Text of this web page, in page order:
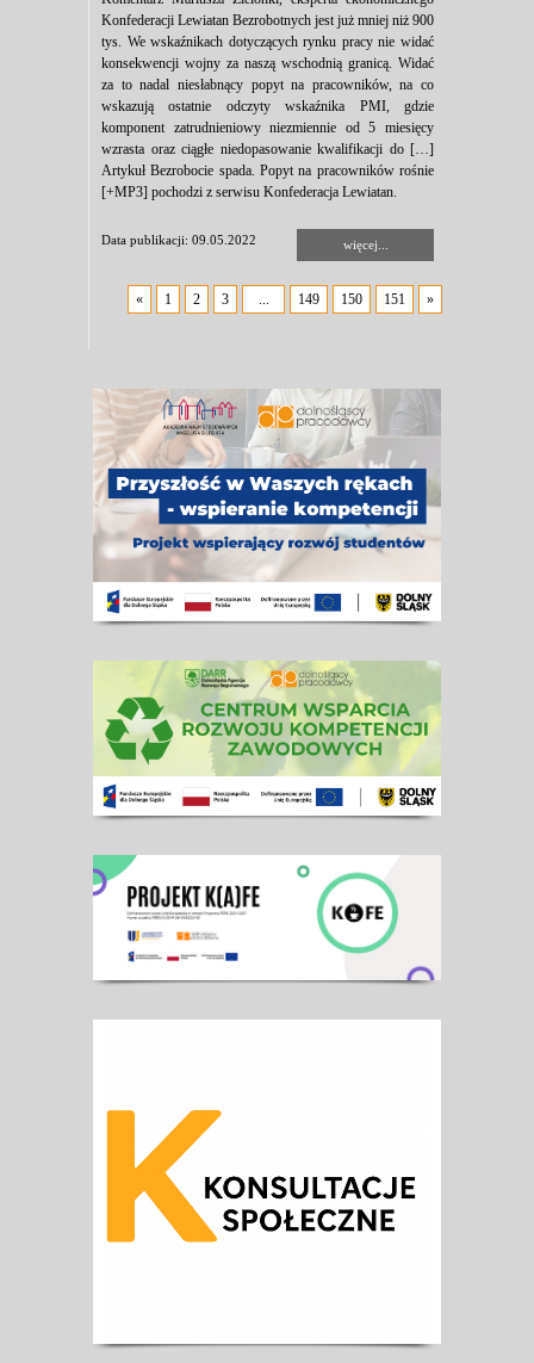
Konfederacji Lewiatan Bezrobotnych jest już mniej niż 900
tys. We wskaźnikach dotyczących rynku pracy nie widać
konsekwencji wojny za naszą wschodnią granicą. Widać
za to nadal niesłabnący popyt na pracowników, na co
wskazują ostatnie odczyty wskaźnika PMI, gdzie
komponent zatrudnieniowy niezmiennie od 5 miesięcy
wzrasta oraz ciągłe niedopasowanie kwalifikacji do […]
Artykuł Bezrobocie spada. Popyt na pracowników rośnie
[+MP3] pochodzi z serwisu Konfederacja Lewiatan.
Data publikacji: 09.05.2022 więcej...
« 1 2 3 ... 149 150 151 »